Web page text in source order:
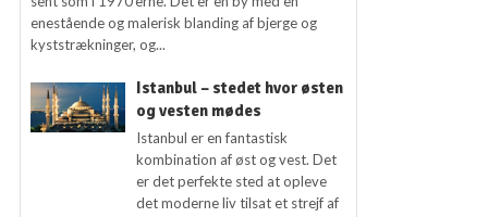
enestående og malerisk blanding af bjerge og
kyststrækninger, og...
Istanbul – stedet hvor østen
og vesten mødes
Istanbul er en fantastisk
kombination af øst og vest. Det
er det perfekte sted at opleve
det moderne liv tilsat et strejf af